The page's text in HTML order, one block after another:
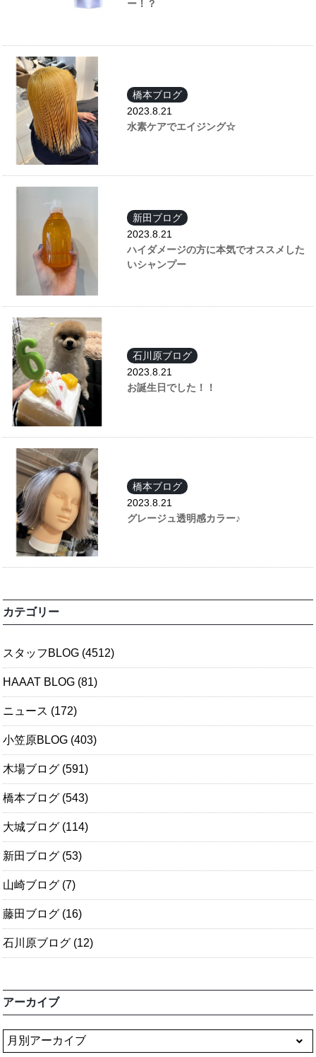
ー！？
橋本ブログ
2023.8.21
水素ケアでエイジング☆
新田ブログ
2023.8.21
ハイダメージの方に本気でオススメした
いシャンプー
石川原ブログ
2023.8.21
お誕生日でした！！
橋本ブログ
2023.8.21
グレージュ透明感カラー♪
カテゴリー
スタッフBLOG (4512)
HAAAT BLOG (81)
ニュース (172)
小笠原BLOG (403)
木場ブログ (591)
橋本ブログ (543)
大城ブログ (114)
新田ブログ (53)
山崎ブログ (7)
藤田ブログ (16)
石川原ブログ (12)
アーカイブ